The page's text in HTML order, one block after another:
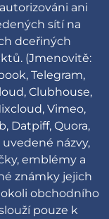
ani
sítí na
dceřiných
(Jmenovitě:
Telegram,
Clubhouse,
Vimeo,
Datpiff, Quora,
uvedené názvy,
emblémy a
známky jejich
obchodního
pouze k